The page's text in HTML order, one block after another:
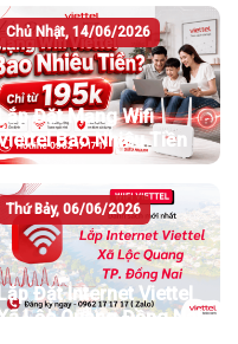
Chủ Nhật, 14/06/2026
Đặt Mạng Wifi
Bao Nhiêu Tiền
Thứ Bảy, 06/06/2026
Đặt Internet Viettel
Lộc Quang Đồng Nai